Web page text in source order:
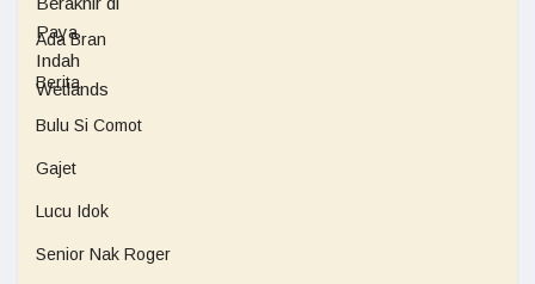
Ada Bran
Berita
Bulu Si Comot
Gajet
Lucu Idok
Senior Nak Roger